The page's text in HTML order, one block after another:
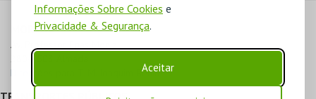
Informações Sobre Cookies e
Privacidade & Segurança.
Aceitar
MORADA
Av. Professor Egas Moniz
2804-503 Almada
Direcções para T. M. Joaquim Benite
TRANSPORTES PÚBLICOS